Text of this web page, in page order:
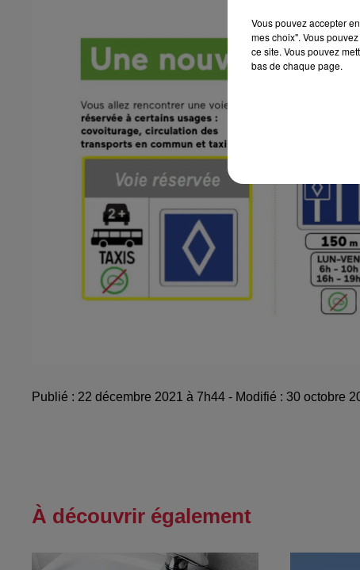
Publié : 22 décembre 2021 à 7h44 - Modifié : 30 octobre
À découvrir également
Vous pouvez accepter
mes choix". Vous
ce site. Vous pouvez
bas de chaque page.